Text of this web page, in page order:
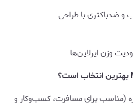
و ضدباکتری با طراحی
وزن ایرلاین‌ها
(مناسب برای مسافرت، کسب‌وکار و